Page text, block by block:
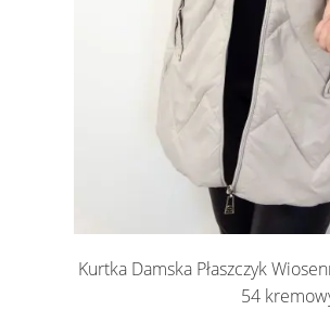
Kurtka Damska Płaszczyk
54